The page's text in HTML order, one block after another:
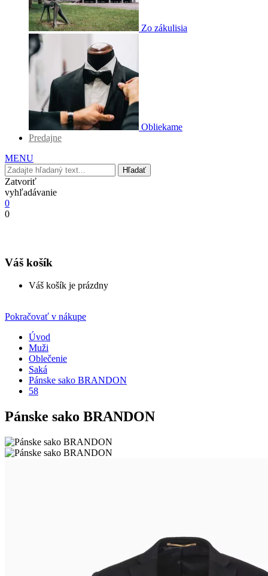
Zo zákulisia
Obliekame
Predajne
MENU
Hľadať
Zatvoriť
vyhľadávanie
0
0
Váš košík
Váš košík je prázdny
Pokračovať v nákupe
Úvod
Muži
Oblečenie
Saká
Pánske sako BRANDON
58
Pánske sako BRANDON